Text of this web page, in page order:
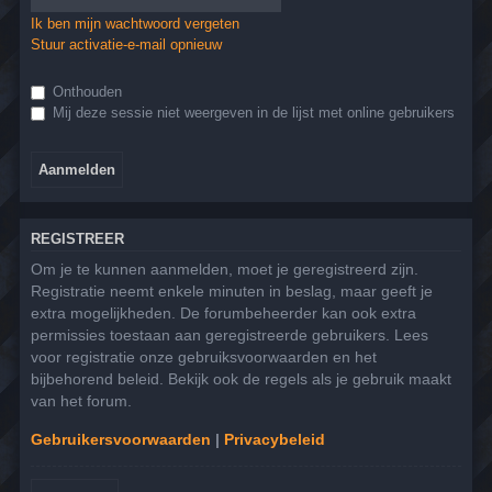
Ik ben mijn wachtwoord vergeten
Stuur activatie-e-mail opnieuw
Onthouden
Mij deze sessie niet weergeven in de lijst met online gebruikers
REGISTREER
Om je te kunnen aanmelden, moet je geregistreerd zijn.
Registratie neemt enkele minuten in beslag, maar geeft je
extra mogelijkheden. De forumbeheerder kan ook extra
permissies toestaan aan geregistreerde gebruikers. Lees
voor registratie onze gebruiksvoorwaarden en het
bijbehorend beleid. Bekijk ook de regels als je gebruik maakt
van het forum.
Gebruikersvoorwaarden | Privacybeleid